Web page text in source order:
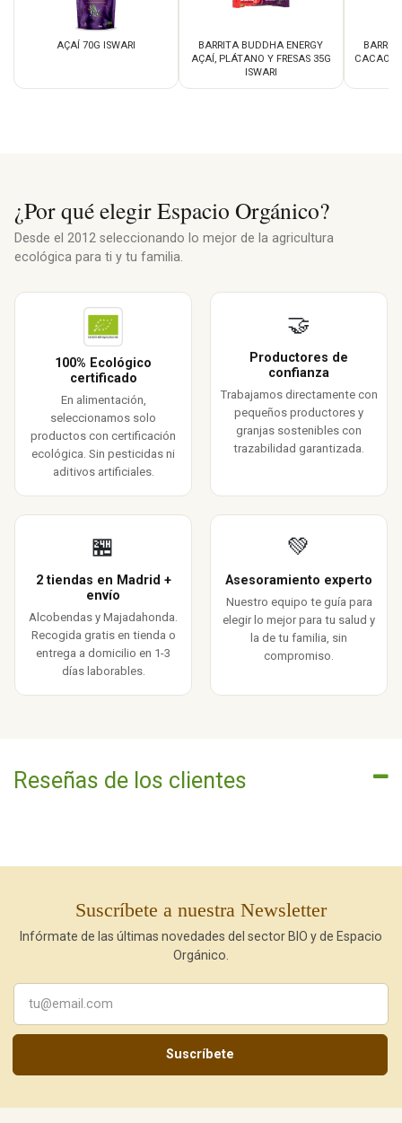
AÇAÍ 70G ISWARI
BARRITA BUDDHA ENERGY
AÇAÍ, PLÁTANO Y FRESAS 35G
ISWARI
CACAO
¿Por qué elegir Espacio Orgánico?
Desde el 2012 seleccionando lo mejor de la agricultura
ecológica para ti y tu familia.
100% Ecológico
certificado
En alimentación,
seleccionamos solo
productos con certificación
ecológica. Sin pesticidas ni
aditivos artificiales.
🤝
Productores de
confianza
Trabajamos directamente con
pequeños productores y
granjas sostenibles con
trazabilidad garantizada.
🏪
2 tiendas en Madrid +
envío
Alcobendas y Majadahonda.
Recogida gratis en tienda o
entrega a domicilio en 1-3
días laborables.
💚
Asesoramiento experto
Nuestro equipo te guía para
elegir lo mejor para tu salud y
la de tu familia, sin
compromiso.
Reseñas de los clientes
Suscríbete a nuestra Newsletter
Infórmate de las últimas novedades del sector BIO y de Espacio
Orgánico.
Suscríbete